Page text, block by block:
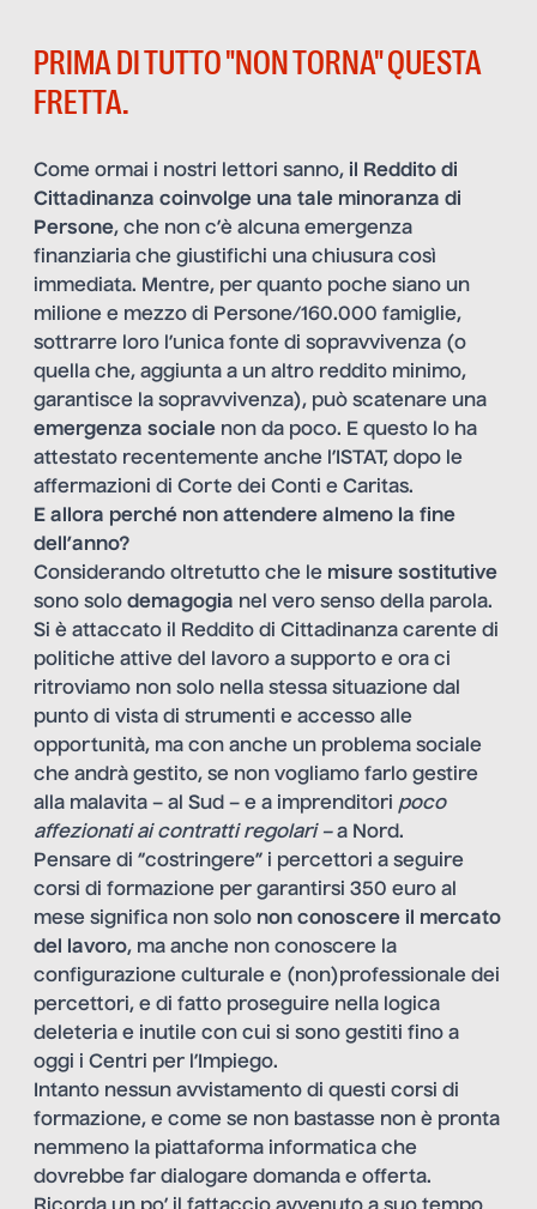
PRIMA DI TUTTO "NON TORNA" QUESTA
FRETTA.
Come ormai i nostri lettori sanno, il Reddito di
Cittadinanza coinvolge una tale minoranza di
Persone, che non c’è alcuna emergenza
finanziaria che giustifichi una chiusura così
immediata. Mentre, per quanto poche siano un
milione e mezzo di Persone/160.000 famiglie,
sottrarre loro l’unica fonte di sopravvivenza (o
quella che, aggiunta a un altro reddito minimo,
garantisce la sopravvivenza), può scatenare una
emergenza sociale non da poco. E questo lo ha
attestato recentemente anche l’ISTAT, dopo le
affermazioni di Corte dei Conti e Caritas.
E allora perché non attendere almeno la fine
dell’anno?
Considerando oltretutto che le misure sostitutive
sono solo demagogia nel vero senso della parola.
Si è attaccato il Reddito di Cittadinanza carente di
politiche attive del lavoro a supporto e ora ci
ritroviamo non solo nella stessa situazione dal
punto di vista di strumenti e accesso alle
opportunità, ma con anche un problema sociale
che andrà gestito, se non vogliamo farlo gestire
alla malavita – al Sud – e a imprenditori poco
affezionati ai contratti regolari –a Nord.
Pensare di “costringere” i percettori a seguire
corsi di formazione per garantirsi 350 euro al
mese significa non solo non conoscere il mercato
del lavoro, ma anche non conoscere la
configurazione culturale e (non)professionale dei
percettori, e di fatto proseguire nella logica
deleteria e inutile con cui si sono gestiti fino a
oggi i Centri per l’Impiego.
Intanto nessun avvistamento di questi corsi di
formazione, e come se non bastasse non è pronta
nemmeno la piattaforma informatica che
dovrebbe far dialogare domanda e offerta.